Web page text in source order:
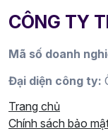
CÔNG TY
Mã số doanh
Đại diện công ty:
Trang chủ
Chính sách bảo